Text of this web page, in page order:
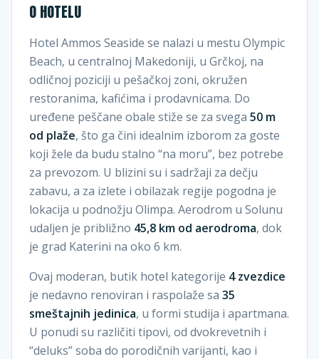
O HOTELU
Hotel Ammos Seaside se nalazi u mestu Olympic
Beach, u centralnoj Makedoniji, u Grčkoj, na
odličnoj poziciji u pešačkoj zoni, okružen
restoranima, kafićima i prodavnicama. Do
uređene peščane obale stiže se za svega 50 m
od plaže, što ga čini idealnim izborom za goste
koji žele da budu stalno “na moru”, bez potrebe
za prevozom. U blizini su i sadržaji za dečju
zabavu, a za izlete i obilazak regije pogodna je
lokacija u podnožju Olimpa. Aerodrom u Solunu
udaljen je približno 45,8 km od aerodroma, dok
je grad Katerini na oko 6 km.
Ovaj moderan, butik hotel kategorije 4 zvezdice
je nedavno renoviran i raspolaže sa 35
smeštajnih jedinica, u formi studija i apartmana.
U ponudi su različiti tipovi, od dvokrevetnih i
“deluks” soba do porodičnih varijanti, kao i